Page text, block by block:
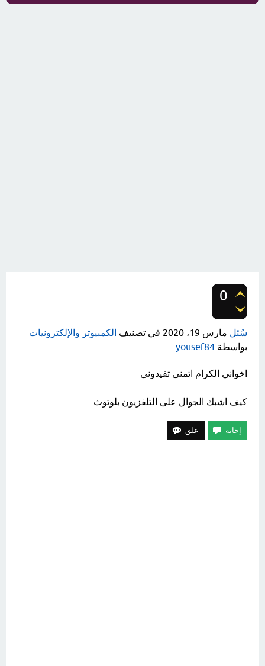
0
سُئل مارس 19، 2020 في تصنيف الكمبيوتر والإلكترونيات
بواسطة yousef84
اخواني الكرام اتمنى تفيدوني
كيف اشبك الجوال على التلفزيون بلوتوث